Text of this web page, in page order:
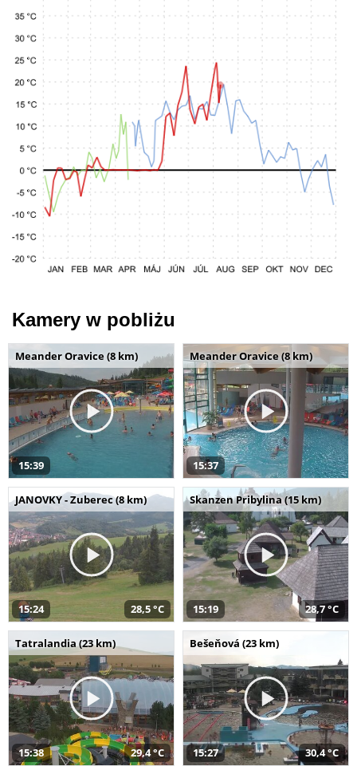
Kamery w pobliżu
Meander Oravice (8 km)
15:39
Meander Oravice (8 km)
15:37
JANOVKY - Zuberec (8 km)
15:24 28,5 °C
Skanzen Pribylina (15 km)
15:19 28,7 °C
Tatralandia (23 km)
15:38 29,4 °C
Bešeňová (23 km)
15:27 30,4 °C